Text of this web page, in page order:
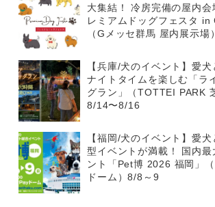
大集結！ 冷房完備の屋内
レミアムドッグフェスタ in
（Gメッセ群馬 屋内展示場
【兵庫/犬のイベント】愛
ナイトタイムを楽しむ「ラ
グラン」（TOTTEI PARK
8/14〜8/16
【福岡/犬のイベント】愛
型イベントが満載！ 国内最
ント「Pet博 2026 福岡」
ドーム）8/8～9